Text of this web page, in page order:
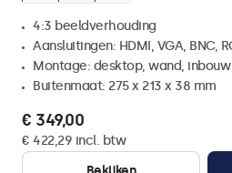
4:3 beeldverhouding
Aansluitingen: HDMI, VGA, BNC,
Montage: desktop, wand, inbouw
Buitenmaat: 275 x 213 x 38 mm
€ 349,00
€ 422,29 incl. btw